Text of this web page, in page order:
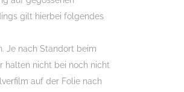
gilt hierbei folgendes
Je nach Standort beim
halten nicht bei noch nicht
auf der Folie nach